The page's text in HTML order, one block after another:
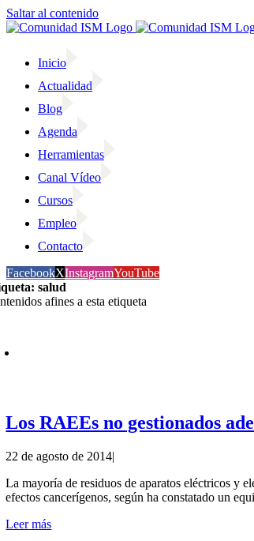
Saltar al contenido
Inicio
Actualidad
Blog
Agenda
Herramientas
Canal Vídeo
Cursos
Empleo
Contacto
FacebookXInstagramYouTube
salud
afines a esta etiqueta
Los RAEEs no gestionados
22 de agosto de 2014|
La mayoría de residuos de aparatos eléctricos y
efectos cancerígenos, según ha constatado un
Leer más